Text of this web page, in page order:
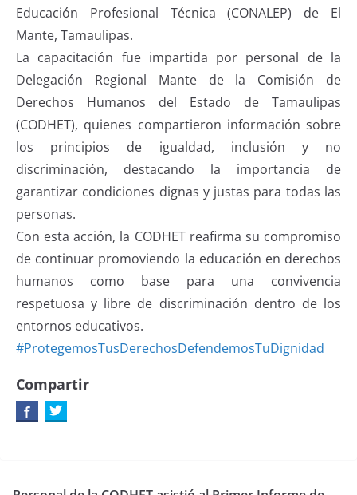
Educación Profesional Técnica (CONALEP) de El
Mante, Tamaulipas.
La capacitación fue impartida por personal de la
Delegación Regional Mante de la Comisión de
Derechos Humanos del Estado de Tamaulipas
(CODHET), quienes compartieron información sobre
los principios de igualdad, inclusión y no
discriminación, destacando la importancia de
garantizar condiciones dignas y justas para todas las
personas.
Con esta acción, la CODHET reafirma su compromiso
de continuar promoviendo la educación en derechos
humanos como base para una convivencia
respetuosa y libre de discriminación dentro de los
entornos educativos.
#ProtegemosTusDerechosDefendemosTuDignidad
Compartir